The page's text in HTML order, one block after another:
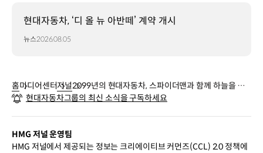
현대자동차, ‘디 올 뉴 아반떼’ 계약 개시
뉴스2026.08.05
홈미디어센터저널2099년의 현대자동차, 스파이더맨과 함께 하늘을 날
다
현대자동차그룹의 최신 소식을 구독하세요
HMG 저널 운영팀
HMG 저널에서 제공되는 정보는 크리에이티브 커먼즈(CCL) 2.0 정책에